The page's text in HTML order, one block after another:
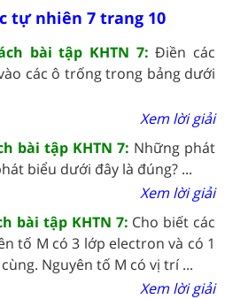
tự nhiên 7 trang 10
bài tập KHTN 7:Điền các
các ô trống trong bảng dưới
Xem lời giải
bài tập KHTN 7: Những phát
biểu dưới đây là đúng? ...
Xem lời giải
bài tập KHTN 7: Cho biết các
tố M có 3 lớp electron và có 1
Nguyên tố M có vị trí ...
Xem lời giải